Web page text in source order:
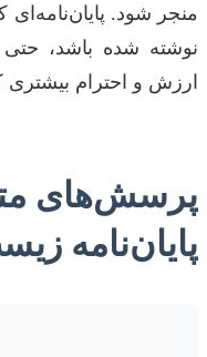
منجر شود.
نوشته شده باشد، حتی
ارزش و احترام
پایان‌نامه